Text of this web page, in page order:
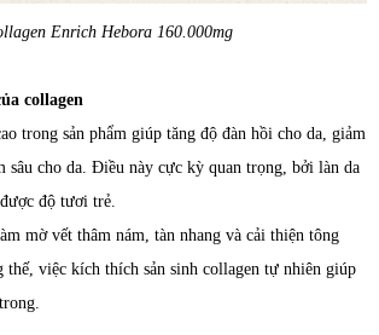
Enrich Hebora 160.000mg
collagen
trong sản phẩm giúp tăng độ đàn hồi cho da, giảm
sâu cho da. Điều này cực kỳ quan trọng, bởi làn da
độ tươi trẻ.
mờ vết thâm nám, tàn nhang và cải thiện tông
thế, việc kích thích sản sinh collagen tự nhiên giúp